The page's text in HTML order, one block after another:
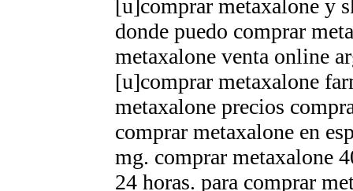
[u]comprar metaxalone y
donde puedo comprar
metaxalone venta online
[u]comprar metaxalone
metaxalone precios
comprar metaxalone en
mg. comprar metaxalone
24 horas. para comprar